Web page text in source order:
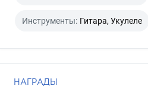
Инструменты: Гитара, Укулеле
НАГРАДЫ